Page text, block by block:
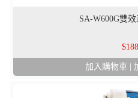
SA-W600G雙
加入購物車|